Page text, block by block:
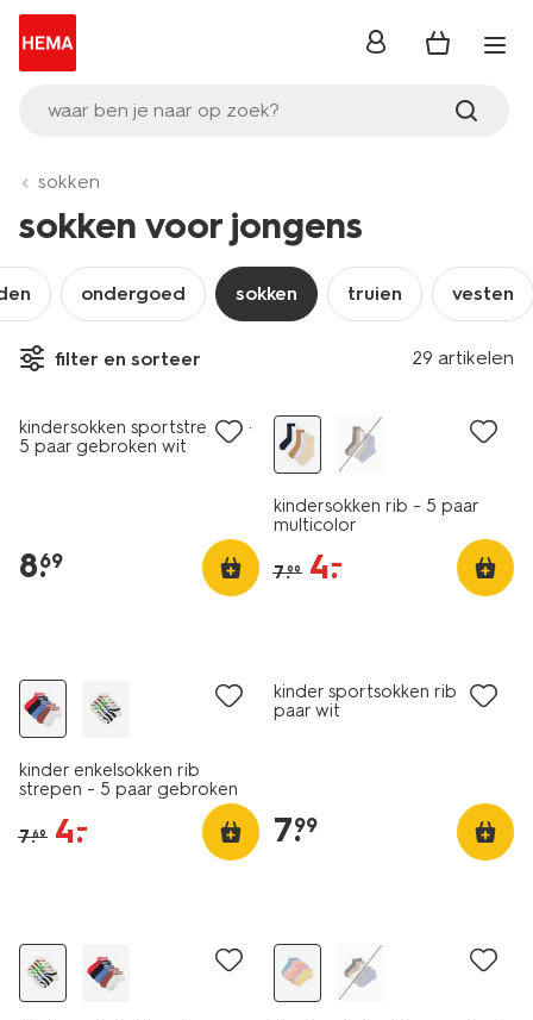
waar ben je naar op zoek?
inloggen
sokken
sokken voor jongens
ondergoed sokken truien vesten
filter en sorteer 29 artikelen
nieuw
kindersokken sportstrepen -
5 paar gebroken wit
8.
69
kindersokken rib - 5 paar
multicolor
7.99 4.
–
kinder enkelsokken rib
strepen - 5 paar gebroken
7.69 4.
–
kinder sportsokken rib - 5
paar wit
7.
99